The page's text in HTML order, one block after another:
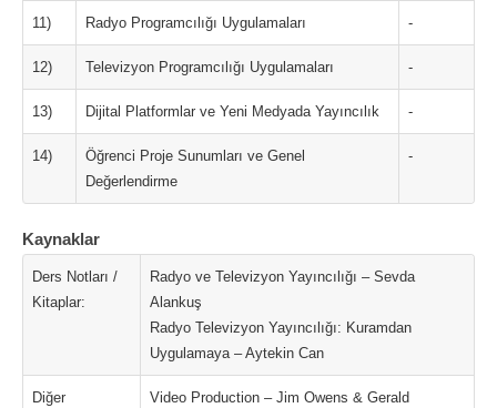
11) Radyo Programcılığı Uygulamaları -
12) Televizyon Programcılığı Uygulamaları -
13) Dijital Platformlar ve Yeni Medyada Yayıncılık -
14)
Öğrenci Proje Sunumları ve Genel
Değerlendirme
-
Kaynaklar
Ders Notları /
Kitaplar:
Radyo ve Televizyon Yayıncılığı – Sevda
Alankuş
Radyo Televizyon Yayıncılığı: Kuramdan
Uygulamaya – Aytekin Can
Diğer
Video Production – Jim Owens & Gerald